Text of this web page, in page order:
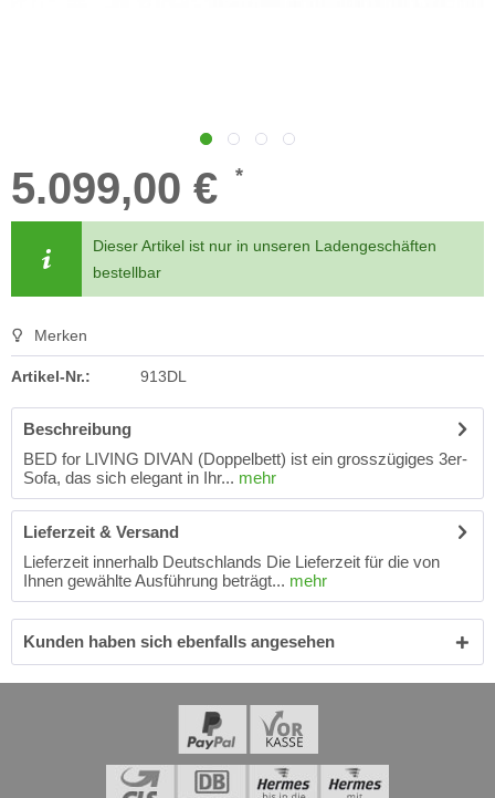
5.099,00 € *
Dieser Artikel ist nur in unseren Ladengeschäften
bestellbar
Merken
Artikel-Nr.: 913DL
Beschreibung
BED for LIVING DIVAN (Doppelbett) ist ein grosszügiges 3er-
Sofa, das sich elegant in Ihr... mehr
Lieferzeit & Versand
Lieferzeit innerhalb Deutschlands Die Lieferzeit für die von
Ihnen gewählte Ausführung beträgt... mehr
Kunden haben sich ebenfalls angesehen